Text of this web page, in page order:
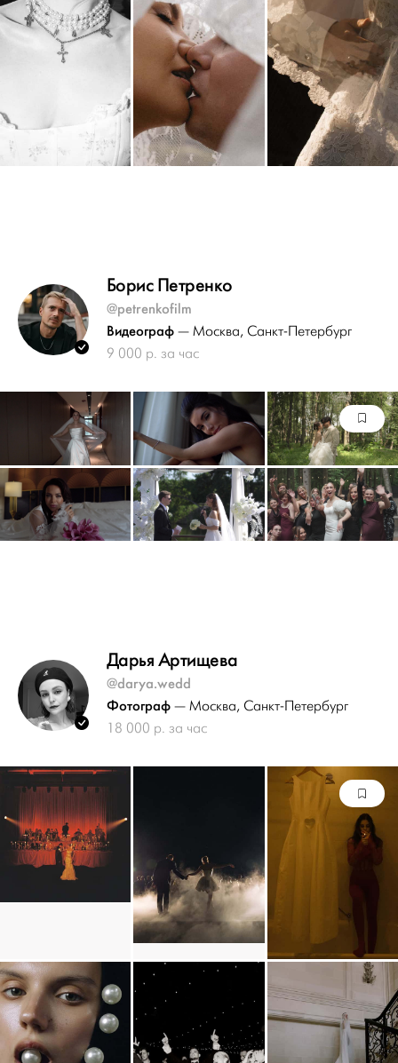
Борис Петренко
@petrenkofilm
Видеограф — Москва, Санкт-Петербург
9 000 р. за час
Дарья Артищева
@darya.wedd
Фотограф — Москва, Санкт-Петербург
18 000 р. за час